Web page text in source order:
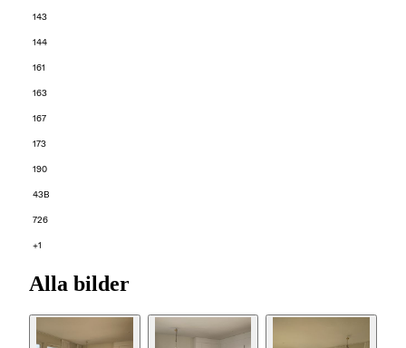
143
144
161
163
167
173
190
43B
726
+1
Alla bilder